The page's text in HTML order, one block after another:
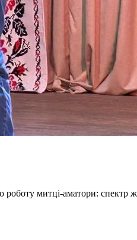
митці-аматори: спектр